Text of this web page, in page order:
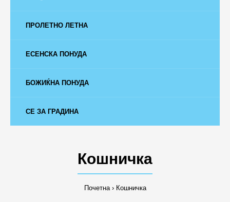
ПРОЛЕТНО ЛЕТНА
ЕСЕНСКА ПОНУДА
БОЖИЌНА ПОНУДА
СЕ ЗА ГРАДИНА
Кошничка
Почетна Кошничка